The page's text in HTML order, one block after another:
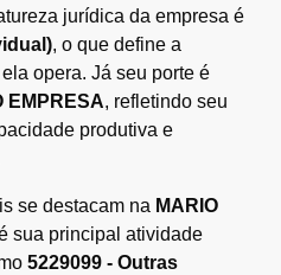
jurídica da empresa é
, o que define a
opera. Já seu porte é
EMPRESA, refletindo seu
produtiva e
se destacam na MARIO
sua principal atividade
5229099 - Outras